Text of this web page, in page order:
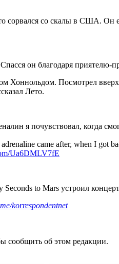
со скалы в США. Он
он благодаря приятелю-
Хоннольдом. Посмотрел
Лето.
я почувствовал, когда
came after, when I
Ua6DMLV7fE
to Mars устроил
korrespondentnet
сообщить об этом редакции.